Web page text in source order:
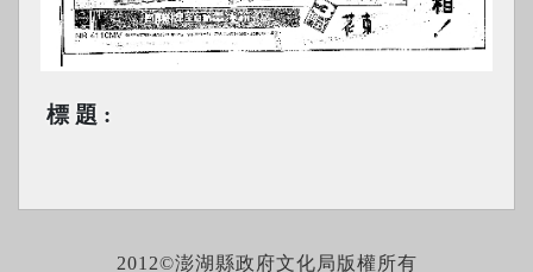
標題
2012©澎湖縣政府文化局版權所有